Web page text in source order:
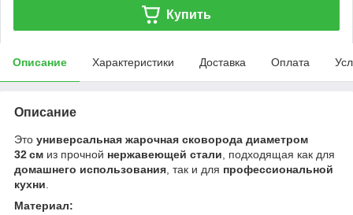
Купить
Описание Характеристики Доставка Оплата
Описание
Это универсальная жарочная сковорода диаметром
32 см из прочной нержавеющей стали , подходящая как для
домашнего использования , так и для профессиональной
кухни
Материал: